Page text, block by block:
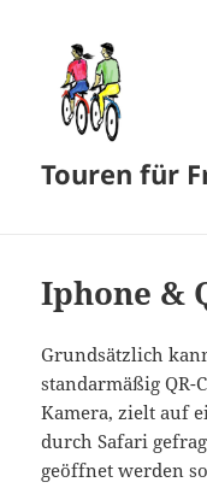
Touren für
Iphone &
Grundsätzlich
standarmäßig QR-
Kamera, zielt auf
durch Safari
geöffnet werden